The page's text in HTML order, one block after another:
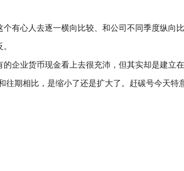
有心人去逐一横向比较、和公司不同季度纵向
企业货币现金看上去很充沛，但其实却是建立
期相比，是缩小了还是扩大了。赶碳号今天特